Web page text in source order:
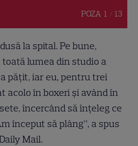
POZA 1 / 13
la spital. Pe bune,
lumea din studio a
pățit, iar eu, pentru trei
acolo în boxeri și având în
încercând să înțeleg ce
început să plâng”, a spus
Mail.